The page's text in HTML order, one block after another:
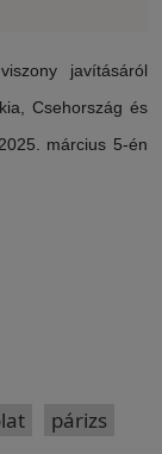
javításáról
Csehország és
március 5-én
párizs